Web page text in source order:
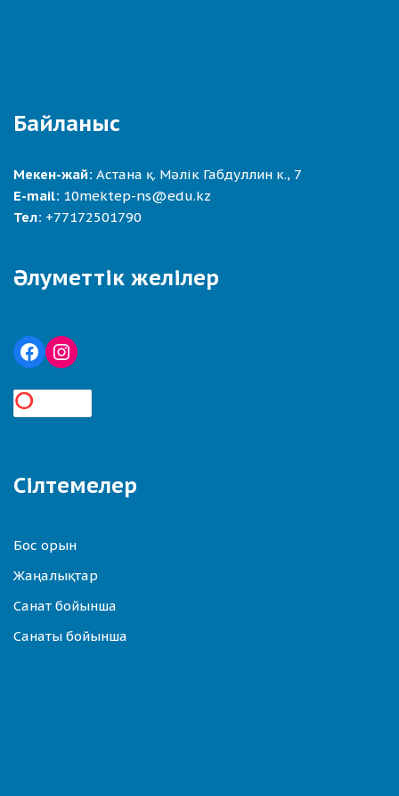
Байланыс
Мекен-жай: Астана қ. Мәлік Габдуллин к., 7
E-mail: 10mektep-ns@edu.kz
Тел: +77172501790
Әлуметтік желілер
Сілтемелер
Бос орын
Жаңалықтар
Санат бойынша
Санаты бойынша